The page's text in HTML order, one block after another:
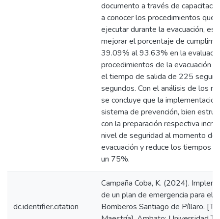
documento a través de
a conocer los procedimientos que
ejecutar durante la evacuación,
mejorar el porcentaje de
39.09% al 93.63% en la
procedimientos de la evacuación y
el tiempo de salida de 225
segundos. Con el análisis de los
se concluye que la
sistema de prevención, bien
con la preparación respectiva
nivel de seguridad al momento de
evacuación y reduce los tiempos
un 75%.
dc.identifier.citation
Campaña Coba, K. (2024).
de un plan de emergencia para el
Bomberos Santiago de Píllaro.